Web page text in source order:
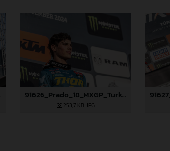
91626_Prado_18_MXGP_Turkey_2024_22A4986
253,7 KB .JPG